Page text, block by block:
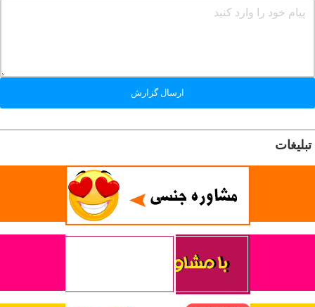
ارسال گزارش
تبلیغات